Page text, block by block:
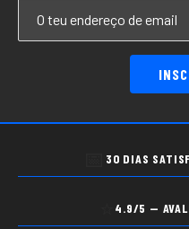
30 DIAS
4.9/5 —